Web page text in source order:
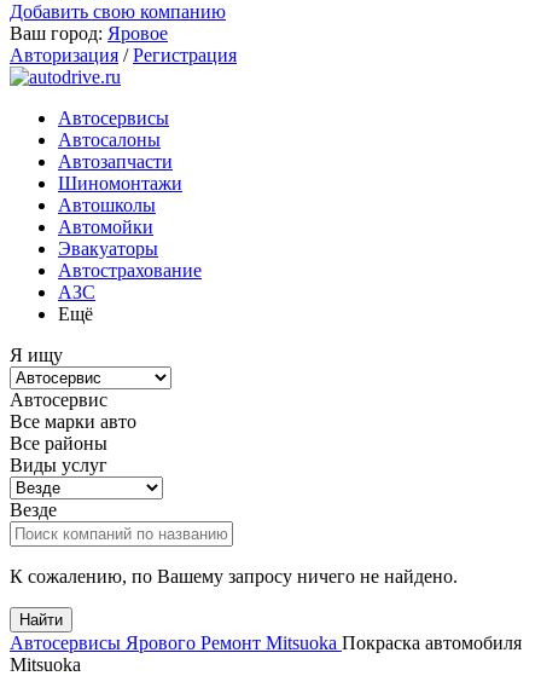
Добавить свою компанию
Ваш город: Яровое
Авторизация / Регистрация
Автосервисы
Автосалоны
Автозапчасти
Шиномонтажи
Автошколы
Автомойки
Эвакуаторы
Автострахование
АЗС
Ещё
Я ищу
Автосервис
Все марки авто
Все районы
Виды услуг
Везде
К сожалению, по Вашему запросу ничего не найдено.
Найти
Автосервисы Ярового Ремонт Mitsuoka Покраска автомобиля
Mitsuoka